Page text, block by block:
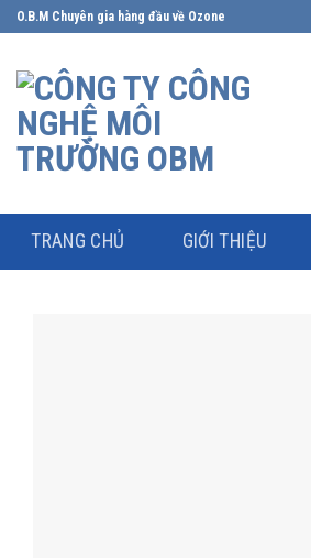
Skip
to
content
O.B.M Chuyên gia hàng đầu về Ozone
TRANG CHỦ GIỚI THIỆU